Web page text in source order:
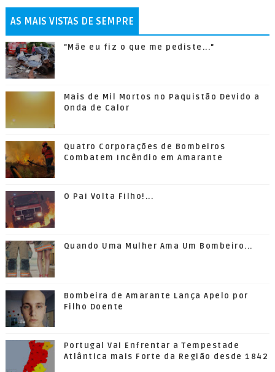
AS MAIS VISTAS DE SEMPRE
"Mãe eu fiz o que me pediste..."
Mais de Mil Mortos no Paquistão Devido a
Onda de Calor
Quatro Corporações de Bombeiros
Combatem Incêndio em Amarante
O Pai Volta Filho!...
Quando Uma Mulher Ama Um Bombeiro...
Bombeira de Amarante Lança Apelo por
Filho Doente
Portugal Vai Enfrentar a Tempestade
Atlântica mais Forte da Região desde 1842